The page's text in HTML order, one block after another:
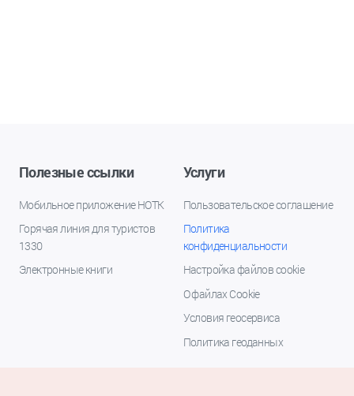
Полезные ссылки
Мобильное приложение НОТК
Горячая линия для туристов
1330
Электронные книги
Услуги
Пользовательское соглашение
Политика
конфиденциальности
Настройка файлов cookie
О файлах Cookie
Условия геосервиса
Политика геоданных